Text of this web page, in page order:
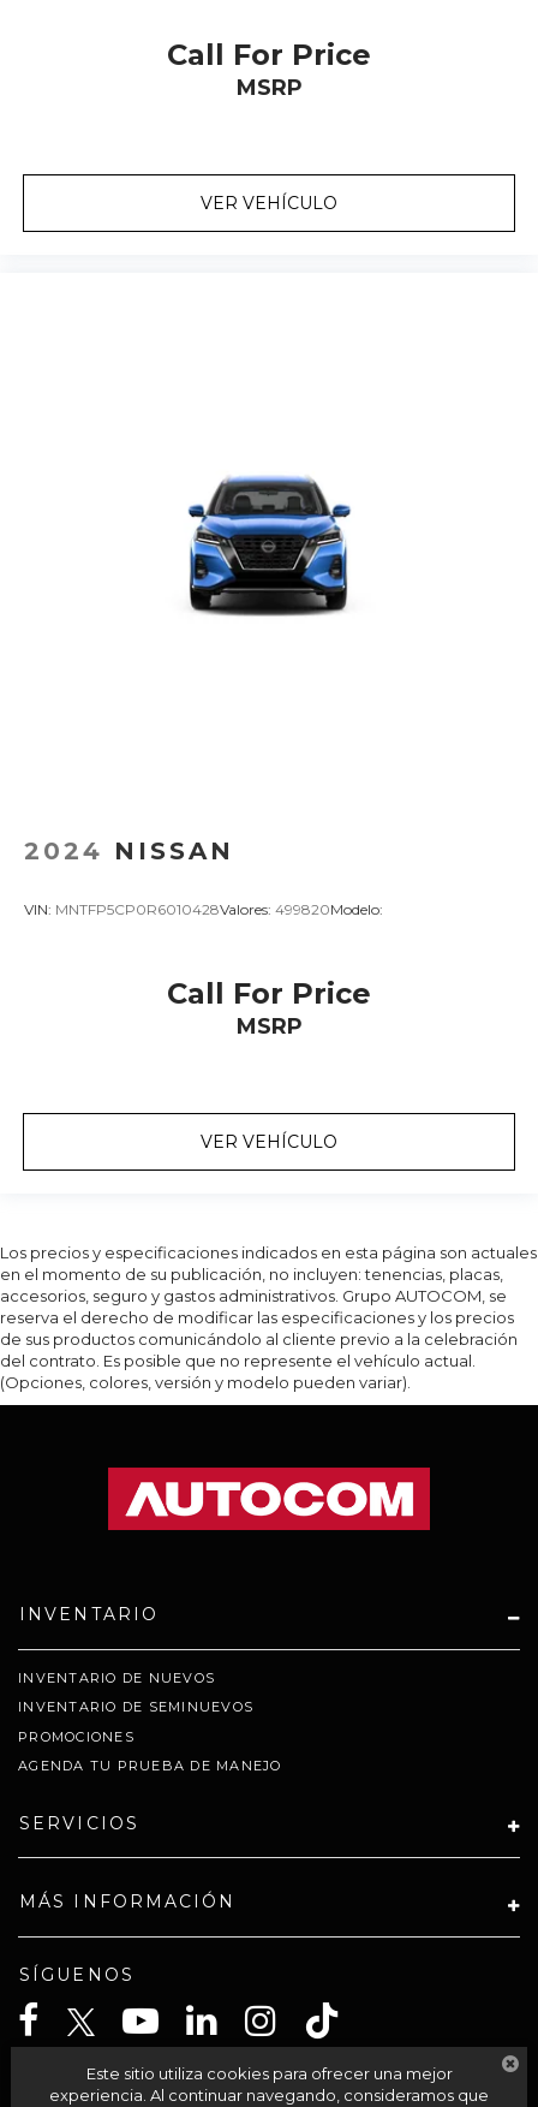
Call For Price
MSRP
VER VEHÍCULO
2024 NISSAN
VIN: MNTFP5CP0R6010428Valores: 499820Modelo:
Call For Price
MSRP
VER VEHÍCULO
Los precios y especificaciones indicados en esta página son actuales
en el momento de su publicación, no incluyen: tenencias, placas,
accesorios, seguro y gastos administrativos. Grupo AUTOCOM, se
reserva el derecho de modificar las especificaciones y los precios
de sus productos comunicándolo al cliente previo a la celebración
del contrato. Es posible que no represente el vehículo actual.
(Opciones, colores, versión y modelo pueden variar).
INVENTARIO
INVENTARIO DE NUEVOS
INVENTARIO DE SEMINUEVOS
PROMOCIONES
AGENDA TU PRUEBA DE MANEJO
SERVICIOS
MÁS INFORMACIÓN
SÍGUENOS
CELTA SOLUCIONES SA PI DE CV
Este sitio utiliza cookies para ofrecer una mejor
experiencia. Al continuar navegando, consideramos que